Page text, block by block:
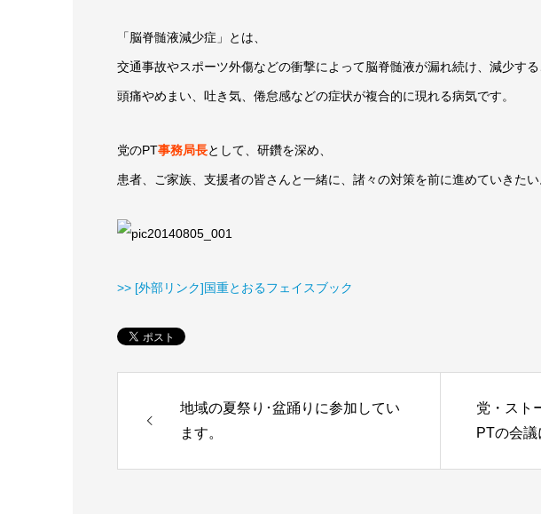
「脳脊髄液減少症」とは、
交通事故やスポーツ外傷などの衝撃によって脳脊髄液が漏れ続け、減少する
頭痛やめまい、吐き気、倦怠感などの症状が複合的に現れる病気です。
党のPT事務局長として、研鑽を深め、
患者、ご家族、支援者の皆さんと一緒に、諸々の対策を前に進めていきたい
>> [外部リンク]国重とおるフェイスブック
地域の夏祭り･盆踊りに参加してい
ます。
党・スト
PTの会